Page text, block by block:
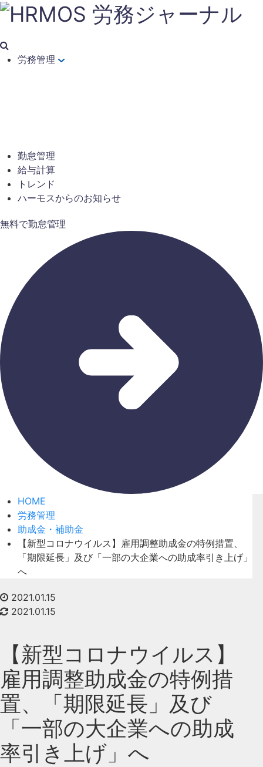
労務管理
勤怠管理
給与計算
トレンド
ハーモスからのお知らせ
無料で勤怠管理
HOME
労務管理
助成金・補助金
【新型コロナウイルス】雇用調整助成金の特例措置、
「期限延長」及び「一部の大企業への助成率引き上げ」
へ
2021.01.15
2021.01.15
【新型コロナウイルス】
雇用調整助成金の特例措
置、「期限延長」及び
「一部の大企業への助成
率引き上げ」へ